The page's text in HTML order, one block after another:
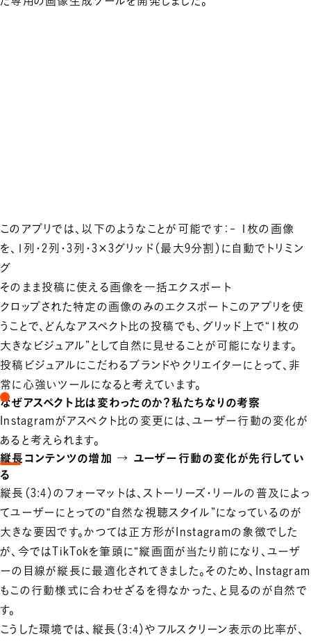
このアプリでは、以下のようなことが可能です：- 1枚の画像
を、1列・2列・3列・3×3グリッド（最大9分割）に自動でトリミン
グ
そのまま投稿に使える画像を一括エクスポート
クロップされた特定の画像のみのエクスポートこのアプリを使
うことで、どんなアスペクト比の投稿でも、グリッド上で“1枚の
大きなビジュアル”として自然に見せることが可能になります。
投稿ビジュアルにこだわるブランドやクリエイターにとって、非
常に心強いツールになると考えています。
なぜアスペクト比は変わったのか？私たちなりの考察
Instagramがアスペクト比の変更には、ユーザー行動の変化が
あると考えられます。
縦長コンテンツの増加 → ユーザー行動の変化が先行してい
る
縦長（3:4）のフォーマットは、ストーリーズ・リールの普及によっ
てユーザーにとっての“自然な視聴スタイル”になっているのが
大きな要因です。かつては正方形がInstagramの象徴でした
が、今ではTikTokを筆頭に“縦画面が当たり前になり、ユーザ
ーの目線が縦長に最適化されてきました。そのため、Instagram
もこの行動様式に合わせざるを得なかった、と見るのが自然で
す。
こうした環境では、縦長（3:4）やフルスクリーン表示の比率が、